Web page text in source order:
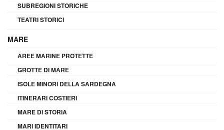
SUBREGIONI STORICHE
TEATRI STORICI
MARE
AREE MARINE PROTETTE
GROTTE DI MARE
ISOLE MINORI DELLA SARDEGNA
ITINERARI COSTIERI
MARE DI STORIA
MARI IDENTITARI